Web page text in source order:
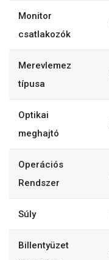
Monitor
csatlakozók
Merevlemez
típusa
Optikai
meghajtó
Operációs
Rendszer
Súly
Billentyüzet